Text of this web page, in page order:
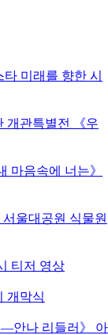
미래를 향한 시
개관특별전 《우
마음속에 너는》
울대공원 식물원
티저 영상
개막식
―안나 리들러》 아